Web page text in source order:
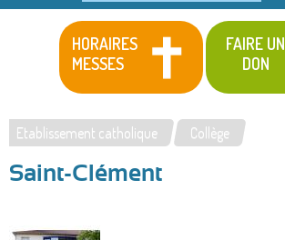
HORAIRES
MESSES
FAIRE UN
DON
Vous
êtes
Etablissement catholique Collège
Saint-Clément